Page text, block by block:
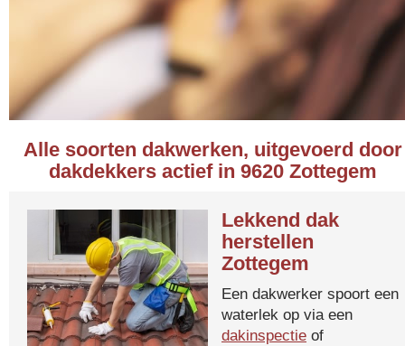
Alle soorten dakwerken, uitgevoerd door
dakdekkers actief in 9620 Zottegem
Lekkend dak
herstellen
Zottegem
Een dakwerker spoort een
waterlek op via een
dakinspectie of